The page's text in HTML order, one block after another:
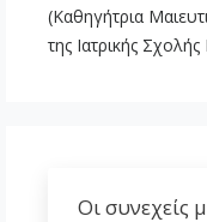
(Καθηγήτρια
της Ιατρικής
Οι συνεχείς